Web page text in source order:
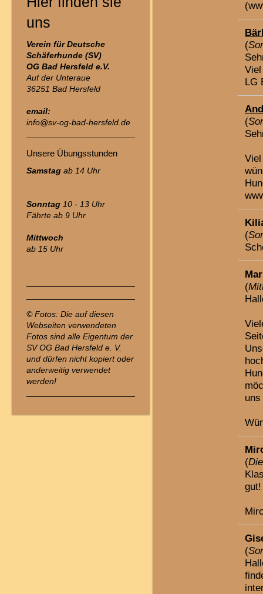
uns
Verein für Deutsche
Schäferhunde (SV)
OG Bad Hersfeld e.V.
Auf der Unteraue
36251 Bad Hersfeld
email:
info@sv-og-bad-hersfeld.de
Unsere Übungsstunden
Samstag ab 14 Uhr
Sonntag 10 - 13 Uhr
Fährte ab 9 Uhr
Mittwoch
ab 15 Uhr
© Fotos: Die auf diesen
Webseiten verwendeten
Fotos sind alle Eigentum der
SV OG Bad Hersfeld e. V.
und dürfen nicht kopiert oder
anderweitig verwendet
werden!
(
LG
(
(
(
(
(